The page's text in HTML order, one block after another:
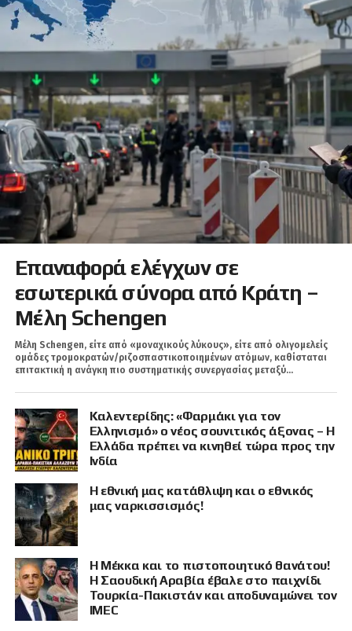
Επαναφορά ελέγχων σε
εσωτερικά σύνορα από Κράτη –
Μέλη Schengen
Μέλη Schengen, είτε από «μοναχικούς λύκους», είτε από ολιγομελείς
ομάδες τρομοκρατών/ριζοσπαστικοποιημένων ατόμων, καθίσταται
επιτακτική η ανάγκη πιο συστηματικής συνεργασίας μεταξύ...
Καλεντερίδης: «Φαρμάκι για τον
Ελληνισμό» ο νέος σουνιτικός άξονας – Η
Ελλάδα πρέπει να κινηθεί τώρα προς την
Ινδία
Η εθνική μας κατάθλιψη και ο εθνικός
μας ναρκισσισμός!
Η Μέκκα και το πιστοποιητικό θανάτου!
Η Σαουδική Αραβία έβαλε στο παιχνίδι
Τουρκία-Πακιστάν και αποδυναμώνει τον
IMEC